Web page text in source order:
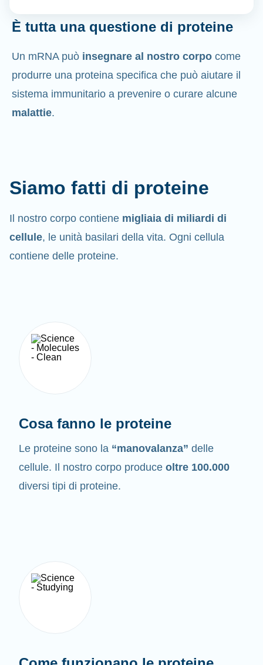
È tutta una questione di proteine
Un mRNA può insegnare al nostro corpo come
produrre una proteina specifica che può aiutare il
sistema immunitario a prevenire o curare alcune
malattie.
Siamo fatti di proteine
Il nostro corpo contiene migliaia di miliardi di
cellule, le unità basilari della vita. Ogni cellula
contiene delle proteine.
Cosa fanno le proteine
Le proteine sono la “manovalanza” delle
cellule. Il nostro corpo produce oltre 100.000
diversi tipi di proteine.